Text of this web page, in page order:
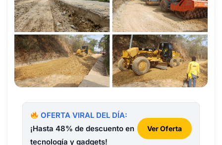
OFERTA VIRAL DEL DÍA:
¡Hasta 48% de descuento en
tecnología y gadgets!
Ver Oferta